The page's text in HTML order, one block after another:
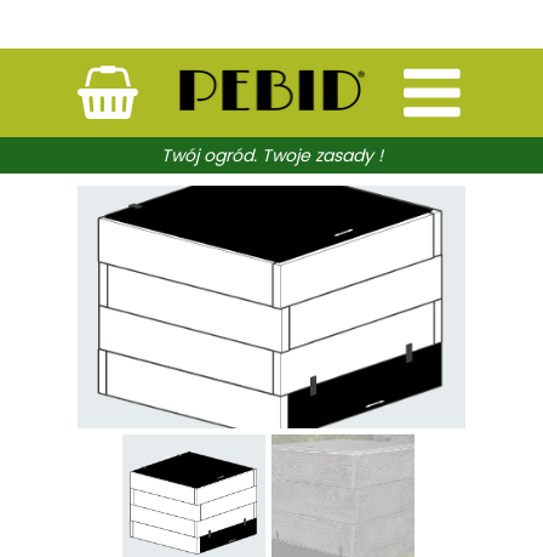
Twój ogród. Twoje zasady !